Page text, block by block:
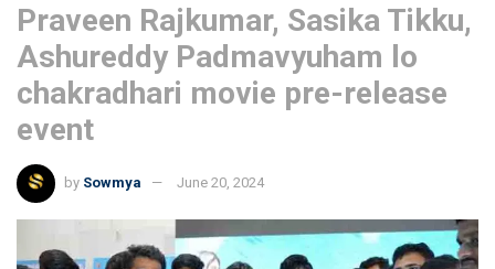
Praveen Rajkumar, Sasika Tikku,
Ashureddy Padmavyuham lo
chakradhari movie pre-release
event
by Sowmya June 20, 2024